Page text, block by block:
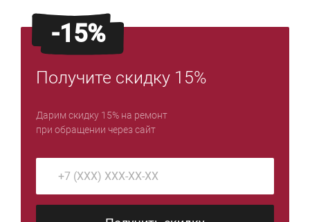
-15%
Получите скидку 15%
Дарим скидку 15% на ремонт
при обращении через сайт